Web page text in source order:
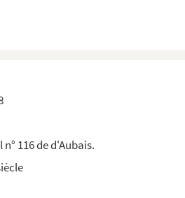
particulièrement en P...
».
Consulaire de l'année ...
en l'annee 162...
cette province, en l'ann...
n° 116 de d'Aubais.